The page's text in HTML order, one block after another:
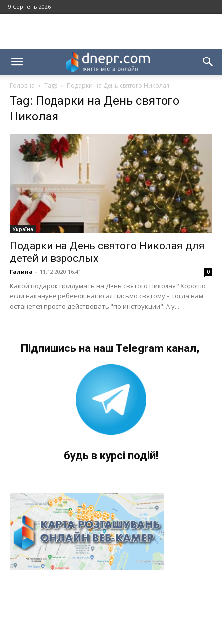
9 Серпень 2026
Головна Tags Подарки на День святого Николая
Tag: Подарки на День святого
Николая
Україна
Подарки на День святого Николая для
детей и взрослых
Галина - 11.12.2020 16:41 0
Какой подарок придумать на День святого Николая? Хорошо
если накануне ребенок написал письмо святому – тогда вам
останется просто действовать "по инструкции". А у...
Підпишись на наш Telegram канал,
будь в курсі подій!